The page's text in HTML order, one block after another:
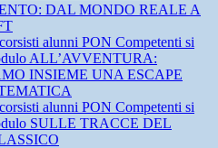
DAL MONDO REALE A
alunni PON Competenti si
ALL’AVVENTURA:
INSIEME UNA ESCAPE
alunni PON Competenti si
SULLE TRACCE DEL